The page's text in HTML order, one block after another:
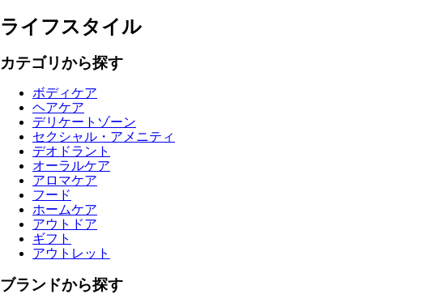
ライフスタイル
カテゴリから探す
ボディケア
ヘアケア
デリケートゾーン
セクシャル・アメニティ
デオドラント
オーラルケア
アロマケア
フード
ホームケア
アウトドア
ギフト
アウトレット
ブランドから探す